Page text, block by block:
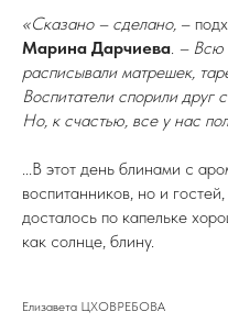
«Сказано – сделано, –
Марина Дарчиева. – Всю
расписывали матрешек,
Воспитатели спорили друг
Но, к счастью, все у нас
...В этот день блинами с
воспитанников, но и
досталось по капельке
как солнце, блину.
Елизавета ЦХОВРЕБОВА